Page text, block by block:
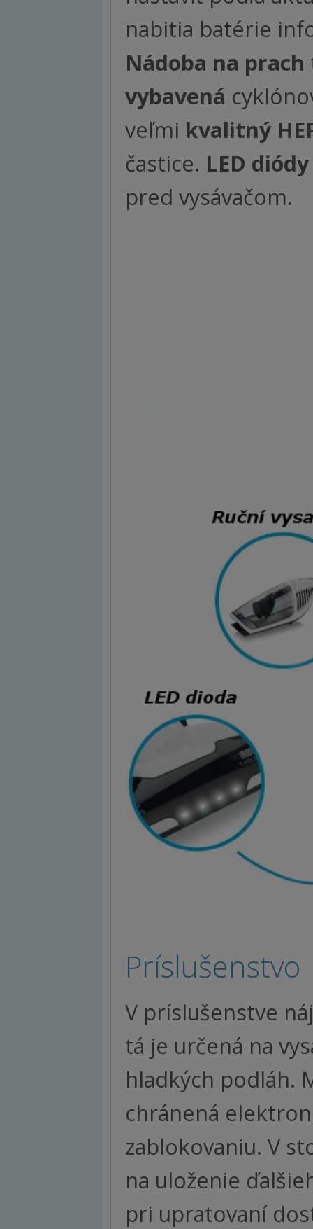
nabitia batérie
Nádoba na prach
vybavená
veľmi kvalitný
častice. LED
pred vysávačom.
Príslušenstvo
V príslušenstve
tá je určená na
hladkých podláh.
chránená
zablokovaniu. V
na uloženie
pri upratovaní